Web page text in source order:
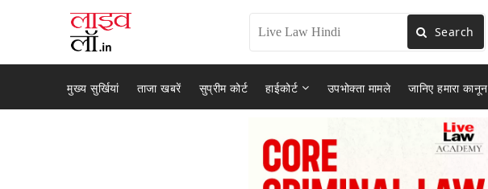
Search
मुख्य सुर्खियां ताजा खबरें सुप्रीम कोर्ट हाईकोर्ट उपभोक्ता मामले जानिए हमारा कानून